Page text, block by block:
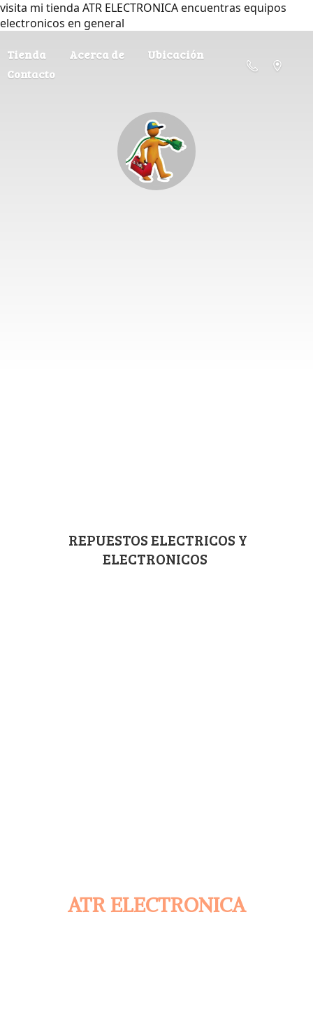
visita mi tienda ATR ELECTRONICA encuentras equipos
electronicos en general
Tienda Acerca de
Ubicación
Contacto
ATR ELECTRONICA
REPUESTOS ELECTRICOS Y
ELECTRONICOS